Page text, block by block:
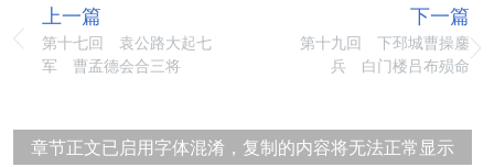
上一篇
第十七回 袁公路大起七
军 曹孟德会合三将
下一篇
第十九回 下邳城曹操鏖
兵 白门楼吕布殒命
章节正文已启用字体混淆，复制的内容将无法正常显示